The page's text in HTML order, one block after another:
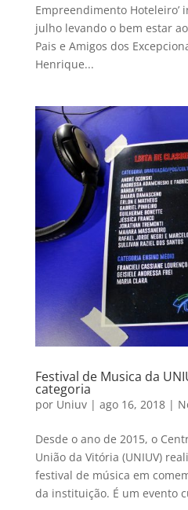
Empreendimento Hoteleiro’
julho levando o bem estar
Pais e Amigos dos
Henrique...
Festival de Musica da
categoria
por Uniuv| ago 16, 2018|
Desde o ano de 2015, o
União da Vitória (UNIUV)
festival de música em
da instituição. É um evento